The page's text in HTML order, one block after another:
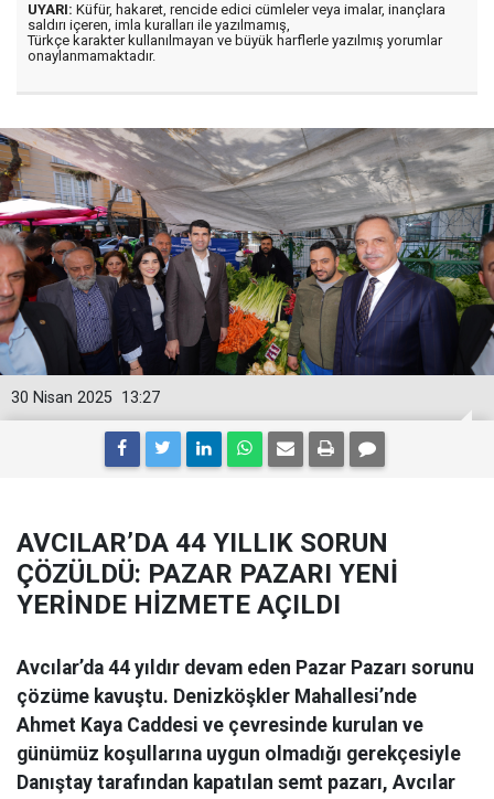
UYARI: Küfür, hakaret, rencide edici cümleler veya imalar, inançlara
saldırı içeren, imla kuralları ile yazılmamış,
Türkçe karakter kullanılmayan ve büyük harflerle yazılmış yorumlar
onaylanmamaktadır.
13:27
30 Nisan 2025
AVCILAR’DA 44 YILLIK SORUN
ÇÖZÜLDÜ: PAZAR PAZARI YENİ
YERİNDE HİZMETE AÇILDI
Avcılar’da 44 yıldır devam eden Pazar Pazarı sorunu
çözüme kavuştu. Denizköşkler Mahallesi’nde
Ahmet Kaya Caddesi ve çevresinde kurulan ve
günümüz koşullarına uygun olmadığı gerekçesiyle
Danıştay tarafından kapatılan semt pazarı, Avcılar